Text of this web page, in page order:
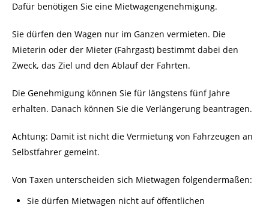
Dafür benötigen Sie eine Mietwagengenehmigung.
Sie dürfen den Wagen nur im Ganzen vermieten. Die
Mieterin oder der Mieter (Fahrgast) bestimmt dabei den
Zweck, das Ziel und den Ablauf der Fahrten.
Die Genehmigung können Sie für längstens fünf Jahre
erhalten. Danach können Sie die Verlängerung beantragen.
Achtung: Damit ist nicht die Vermietung von Fahrzeugen an
Selbstfahrer gemeint.
Von Taxen unterscheiden sich Mietwagen folgendermaßen:
Sie dürfen Mietwagen nicht auf öffentlichen